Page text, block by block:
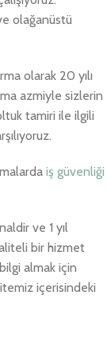
olağanüstü
olarak 20 yılı
azmiyle sizlerin
tamiri ile ilgili
iş güvenliği
ve 1 yıl
bir hizmet
almak için
içerisindeki